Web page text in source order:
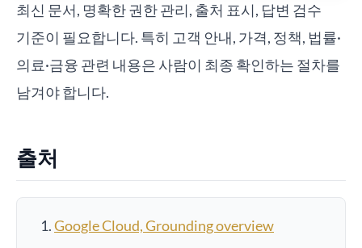
최신 문서, 명확한 권한 관리, 출처 표시, 답변 검수
기준이 필요합니다. 특히 고객 안내, 가격, 정책, 법률·
의료·금융 관련 내용은 사람이 최종 확인하는 절차를
남겨야 합니다.
출처
Google Cloud, Grounding overview